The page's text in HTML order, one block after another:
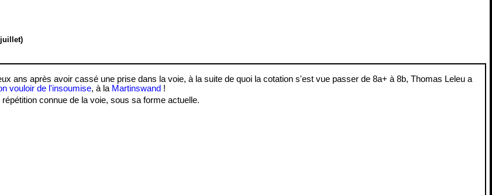
ans après avoir cassé une prise dans la voie, à la suite de quoi la cotation s'est vue passer de 8a+ à 8b, Thomas Leleu a
vouloir de l'insoumise, à la Martinswand !
répétition connue de la voie, sous sa forme actuelle.